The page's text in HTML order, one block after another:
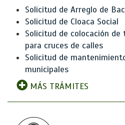
Solicitud de Arreglo de
Solicitud de Cloaca Social
Solicitud de colocación de
para cruces de calles
Solicitud de
municipales
MÁS TRÁMITES